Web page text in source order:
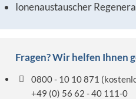
Ionenaustauscher
Fragen? Wir helfen Ihnen
0800 - 10 10 871
+49 (0) 56 62 - 40 111-0